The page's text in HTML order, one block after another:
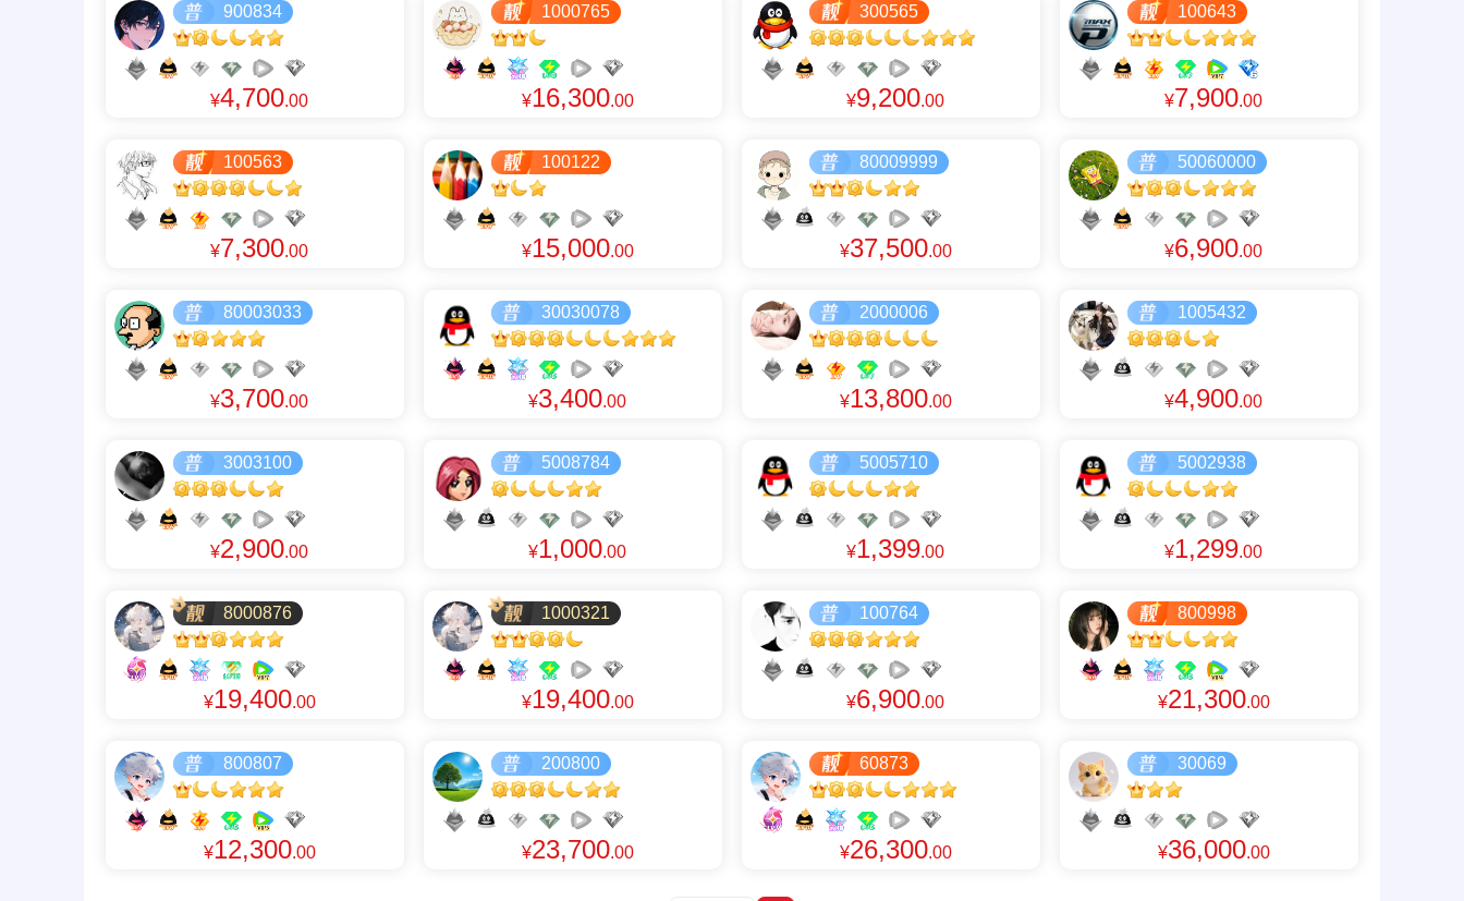
900834
¥4,700.00
1000765
¥16,300.00
300565
¥9,200.00
100643
¥7,900.00
100563
¥7,300.00
100122
¥15,000.00
80009999
¥37,500.00
50060000
¥6,900.00
80003033
¥3,700.00
30030078
¥3,400.00
2000006
¥13,800.00
1005432
¥4,900.00
3003100
¥2,900.00
5008784
¥1,000.00
5005710
¥1,399.00
5002938
¥1,299.00
8000876
¥19,400.00
1000321
¥19,400.00
100764
¥6,900.00
800998
¥21,300.00
800807
¥12,300.00
200800
¥23,700.00
60873
¥26,300.00
30069
¥36,000.00